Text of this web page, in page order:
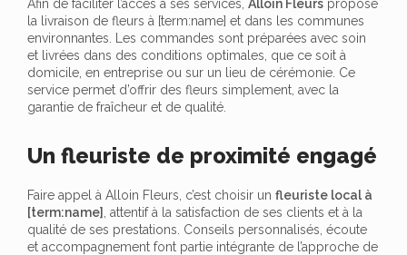
Afin de faciliter l’accès à ses services, Alloin Fleurs propose
la livraison de fleurs à [term:name] et dans les communes
environnantes. Les commandes sont préparées avec soin
et livrées dans des conditions optimales, que ce soit à
domicile, en entreprise ou sur un lieu de cérémonie. Ce
service permet d’offrir des fleurs simplement, avec la
garantie de fraîcheur et de qualité.
Un fleuriste de proximité engagé
Faire appel à Alloin Fleurs, c’est choisir un fleuriste local à
[term:name]
, attentif à la satisfaction de ses clients et à la
qualité de ses prestations. Conseils personnalisés, écoute
et accompagnement font partie intégrante de l’approche de